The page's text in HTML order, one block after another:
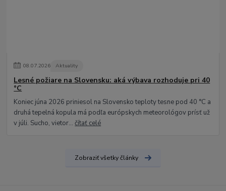
08.07.2026 Aktuality
Lesné požiare na Slovensku: aká výbava rozhoduje pri 40
°C
Koniec júna 2026 priniesol na Slovensko teploty tesne pod 40 °C a
druhá tepelná kopula má podľa európskych meteorológov prísť už
v júli. Sucho, vietor...čítať celé
Zobraziť všetky články